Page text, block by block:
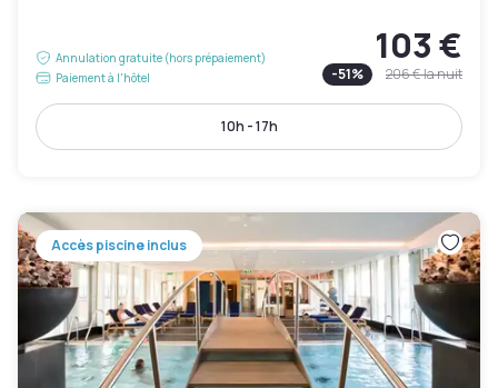
Annulation gratuite (hors prépaiement)
Paiement à l'hôtel
103 €
-51% 206 €la nuit
10h - 17h
Accès piscine inclus